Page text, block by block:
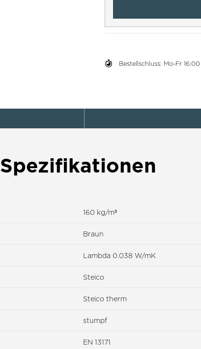
Bestellschluss: Mo-Fr
Spezifikationen
160 kg/m³
Braun
Lambda 0.038 W/mK
Steico
Steico therm
stumpf
EN 13171